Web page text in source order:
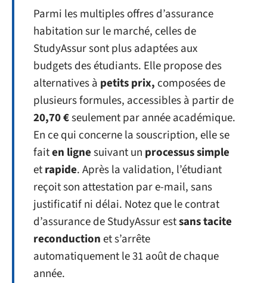
Parmi les multiples offres d’assurance
habitation sur le marché, celles de
StudyAssur sont plus adaptées aux
budgets des étudiants. Elle propose des
alternatives à petits prix, composées de
plusieurs formules, accessibles à partir de
20,70 €seulement par année académique.
En ce qui concerne la souscription, elle se
faiten lignesuivant un processus simple
etrapide. Après la validation, l’étudiant
reçoit son attestation par e-mail, sans
justificatif ni délai. Notez que le contrat
d’assurance de StudyAssur estsans tacite
reconductionet s’arrête
automatiquement le 31 août de chaque
année.